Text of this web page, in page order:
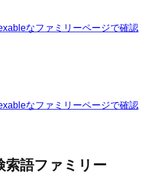
なファミリーページで確認
なファミリーページで確認
索語ファミリー